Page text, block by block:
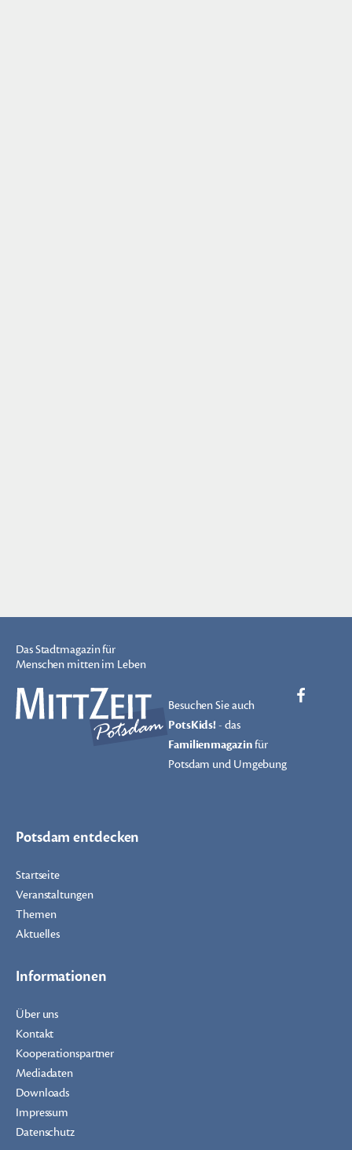
Das Stadtmagazin für
Menschen mitten im Leben
Besuchen Sie auch
PotsKids!- das
Familienmagazinfür
Potsdam und Umgebung
Potsdam entdecken
Startseite
Veranstaltungen
Themen
Aktuelles
Informationen
Über uns
Kontakt
Kooperationspartner
Mediadaten
Downloads
Impressum
Datenschutz